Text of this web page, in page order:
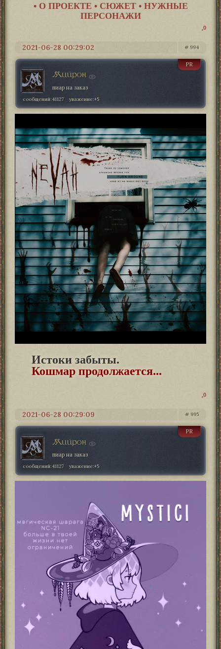
• О ПРОЕКТЕ • СЮЖЕТ • НУЖНЫЕ
ПЕРСОНАЖИ
0
994
2021-06-28 00:29:02
Мийрон
PR
пиар на заказ
сообщений:41127 уважение:+5
Истоки забыты.
Кошмар продолжается...
0
995
2021-06-28 00:29:09
Мийрон
PR
пиар на заказ
сообщений:41127 уважение:+5